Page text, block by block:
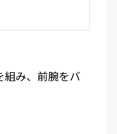
組み、前腕をバ